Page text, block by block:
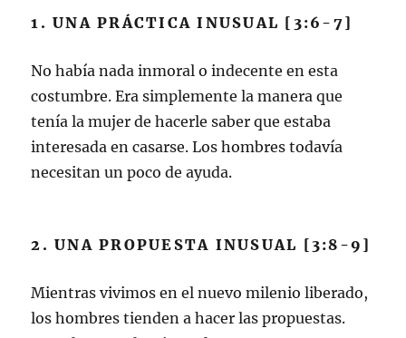
1. UNA PRÁCTICA INUSUAL [3:6-7]
No había nada inmoral o indecente en esta
costumbre. Era simplemente la manera que
tenía la mujer de hacerle saber que estaba
interesada en casarse. Los hombres todavía
necesitan un poco de ayuda.
2. UNA PROPUESTA INUSUAL [3:8-9]
Mientras vivimos en el nuevo milenio liberado,
los hombres tienden a hacer las propuestas.